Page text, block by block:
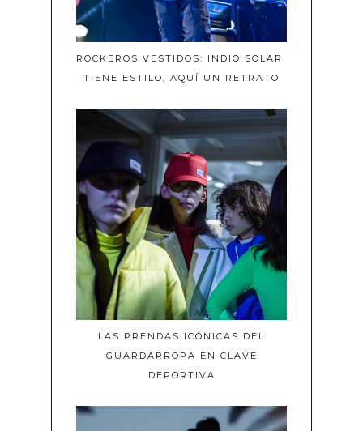
ROCKEROS VESTIDOS: INDIO SOLARI
TIENE ESTILO, AQUÍ UN RETRATO
LAS PRENDAS ICÓNICAS DEL
GUARDARROPA EN CLAVE
DEPORTIVA